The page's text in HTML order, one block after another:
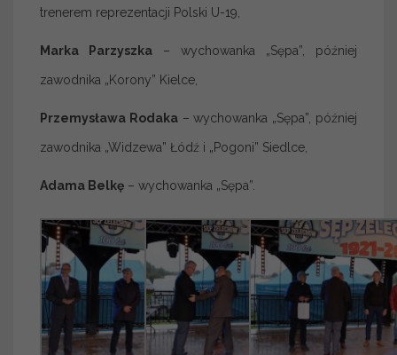
trenerem reprezentacji Polski U-19,
Marka Parzyszka – wychowanka „Sępa”, później
zawodnika „Korony” Kielce,
Przemysława Rodaka– wychowanka „Sępa”, później
zawodnika „Widzewa” Łódź i „Pogoni” Siedlce,
Adama Belkę – wychowanka „Sępa”.